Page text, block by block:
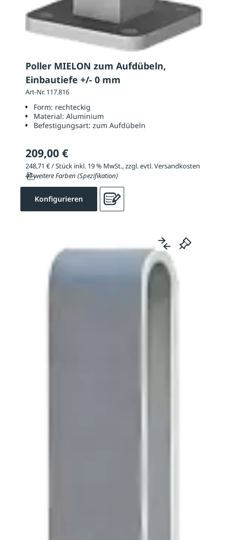
Poller MIELON zum Aufdübeln,
Einbautiefe +/- 0 mm
Art-Nr. 117.816
Form: rechteckig
Material: Aluminium
Befestigungsart: zum Aufdübeln
209,00 €
248,71 € / Stück inkl. 19 % MwSt., zzgl. evtl. Versandkosten
41 weitere Farben (Spezifikation)
Konfigurieren